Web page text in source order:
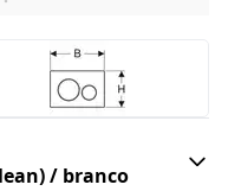
/ branco